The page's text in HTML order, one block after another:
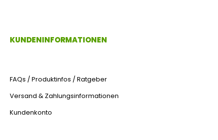
KUNDENINFORMATIONEN
FAQs / Produktinfos / Ratgeber
Versand & Zahlungsinformationen
Kundenkonto